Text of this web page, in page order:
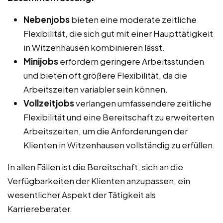
Nebenjobsbieten eine moderate zeitliche
Flexibilität, die sich gut mit einer Haupttätigkeit
in Witzenhausen kombinieren lässt.
Minijobserfordern geringere Arbeitsstunden
und bieten oft größere Flexibilität, da die
Arbeitszeiten variabler sein können.
Vollzeitjobsverlangen umfassendere zeitliche
Flexibilität und eine Bereitschaft zu erweiterten
Arbeitszeiten, um die Anforderungen der
Klienten in Witzenhausen vollständig zu erfüllen.
In allen Fällen ist die Bereitschaft, sich an die
Verfügbarkeiten der Klienten anzupassen, ein
wesentlicher Aspekt der Tätigkeit als
Karriereberater.